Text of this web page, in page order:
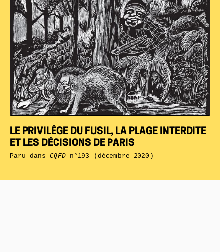
LE PRIVILÈGE DU FUSIL, LA PLAGE INTERDITE
ET LES DÉCISIONS DE PARIS
Paru dansCQFDn°193 (décembre 2020)